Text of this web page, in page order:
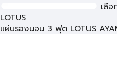
เลือ
LOTUS
แผ่นรองนอน 3 ฟุต LOTUS